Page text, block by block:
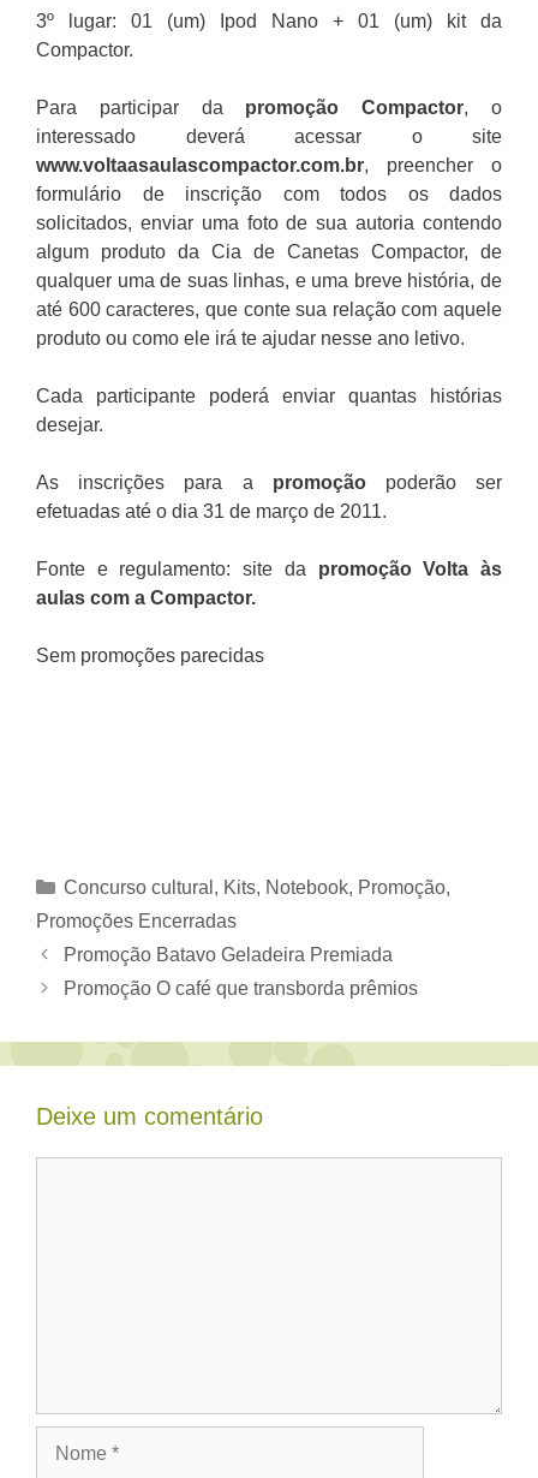
3º lugar: 01 (um) Ipod Nano + 01 (um) kit da
Compactor.
Para participar da promoçãoCompactor, o
interessado deverá acessar o site
www.voltaasaulascompactor.com.br, preencher o
formulário de inscrição com todos os dados
solicitados, enviar uma foto de sua autoria contendo
algum produto da Cia de Canetas Compactor, de
qualquer uma de suas linhas, e uma breve história, de
até 600 caracteres, que conte sua relação com aquele
produto ou como ele irá te ajudar nesse ano letivo.
Cada participante poderá enviar quantas histórias
desejar.
As inscrições para a promoçãopoderão ser
efetuadas até o dia 31 de março de 2011.
Fonte e regulamento: site da promoção Volta às
aulas com a Compactor.
Sem promoções parecidas
Categorias
Concurso cultural , Kits, Notebook, Promoção,
Promoções Encerradas
Promoção Batavo Geladeira Premiada
Promoção O café que transborda prêmios
Deixe um comentário